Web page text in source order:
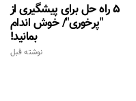
5 راه حل برای پیشگیری از
"پرخوری"/ خوش اندام
بمانید!
نوشته قبل